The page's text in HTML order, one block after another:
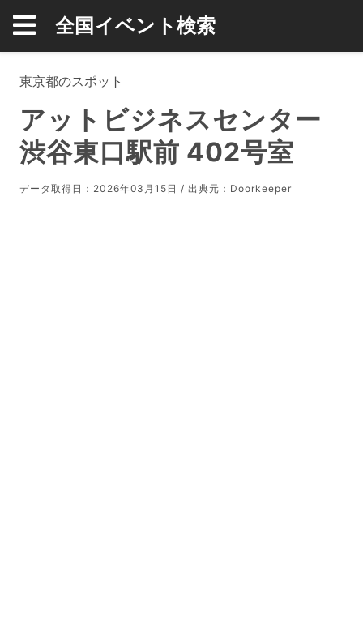
全国イベント検索
東京都のスポット
アットビジネスセンター
渋谷東口駅前 402号室
データ取得日：2026年03月15日 / 出典元： Doorkeeper